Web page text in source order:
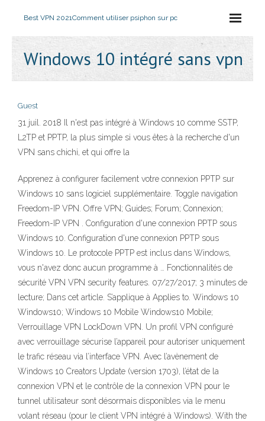
Best VPN 2021Comment utiliser psiphon sur pc
Windows 10 intégré sans vpn
Guest
31 juil. 2018 Il n'est pas intégré à Windows 10 comme SSTP,
L2TP et PPTP, la plus simple si vous êtes à la recherche d'un
VPN sans chichi, et qui offre la
Apprenez à configurer facilement votre connexion PPTP sur
Windows 10 sans logiciel supplémentaire. Toggle navigation
Freedom-IP VPN. Offre VPN; Guides; Forum; Connexion;
Freedom-IP VPN . Configuration d'une connexion PPTP sous
Windows 10. Configuration d'une connexion PPTP sous
Windows 10. Le protocole PPTP est inclus dans Windows,
vous n'avez donc aucun programme à … Fonctionnalités de
sécurité VPN VPN security features. 07/27/2017; 3 minutes de
lecture; Dans cet article. S’applique à Applies to. Windows 10
Windows10; Windows 10 Mobile Windows10 Mobile;
Verrouillage VPN LockDown VPN. Un profil VPN configuré
avec verrouillage sécurise l’appareil pour autoriser uniquement
le trafic réseau via l’interface VPN. Avec l’avènement de
Windows 10 Creators Update (version 1703), l’état de la
connexion VPN et le contrôle de la connexion VPN pour le
tunnel utilisateur sont désormais disponibles via le menu
volant réseau (pour le client VPN intégré à Windows). With the